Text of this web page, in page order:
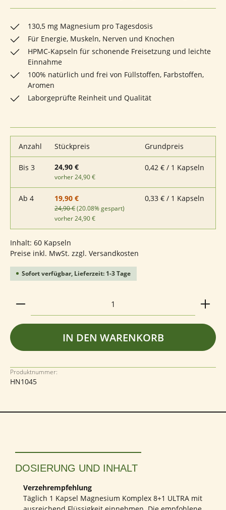
130,5 mg Magnesium pro Tagesdosis
Für Energie, Muskeln, Nerven und Knochen
HPMC-Kapseln für schonende Freisetzung und leichte
Einnahme
100% natürlich und frei von Füllstoffen, Farbstoffen,
Aromen
Laborgeprüfte Reinheit und Qualität
Anzahl Stückpreis Grundpreis
Bis 3 24,90 €
vorher 24,90 €
0,42 € / 1 Kapseln
Ab 4 19,90 €
24,90 €(20.08% gespart)
vorher 24,90 €
0,33 € / 1 Kapseln
Inhalt: 60 Kapseln
Preise inkl. MwSt. zzgl. Versandkosten
Sofort verfügbar, Lieferzeit: 1-3 Tage
Produkt Anzahl: Gib den gewünschten Wert ein
IN DEN WARENKORB
Produktnummer:
HN1045
DOSIERUNG UND INHALT
Verzehrempfehlung
Täglich 1 Kapsel Magnesium Komplex 8+1 ULTRA mit